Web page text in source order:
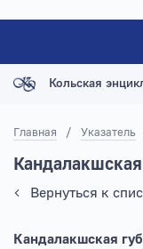
Кольская
Главная / Указатель
Вернуться к
Кандалакшская